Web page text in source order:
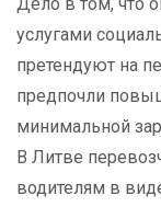
услугами
претендуют на
предпочли
минимальной
В Литве
водителям в